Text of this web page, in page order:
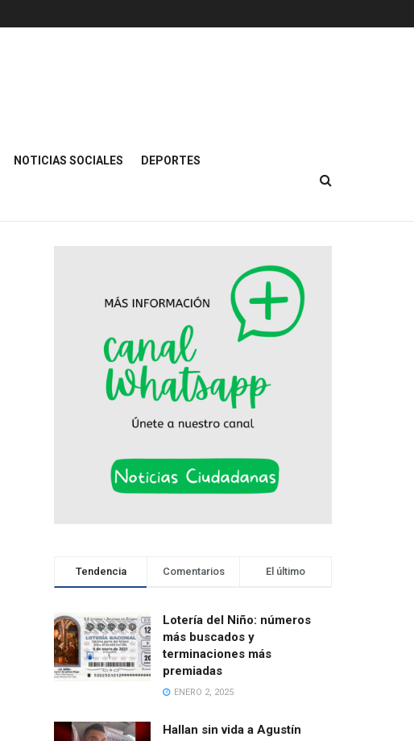
NOTICIAS SOCIALES DEPORTES
Tendencia Comentarios El último
Lotería del Niño: números
más buscados y
terminaciones más
premiadas
ENERO 2, 2025
Hallan sin vida a Agustín